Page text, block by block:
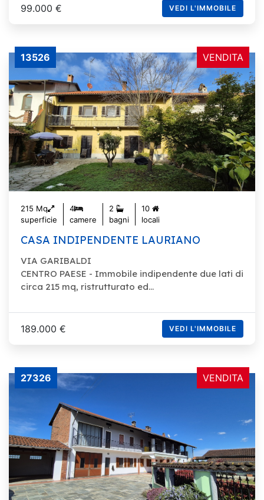
99.000 € VEDI L'IMMOBILE
VENDITA
13526
215 Mq
superficie
4
camere
2
bagni
10
locali
CASA INDIPENDENTE LAURIANO
VIA GARIBALDI
CENTRO PAESE - Immobile indipendente due lati di
circa 215 mq, ristrutturato ed...
189.000 € VEDI L'IMMOBILE
VENDITA
27326